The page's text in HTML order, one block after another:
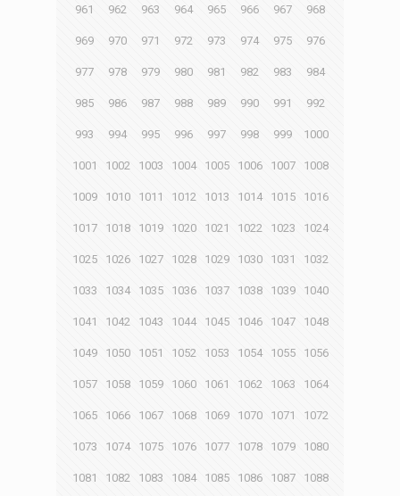
961 962 963 964 965 966 967 968
969 970 971 972 973 974 975 976
977 978 979 980 981 982 983 984
985 986 987 988 989 990 991 992
993 994 995 996 997 998 999 1000
1001 1002 1003 1004 1005 1006 1007 1008
1009 1010 1011 1012 1013 1014 1015 1016
1017 1018 1019 1020 1021 1022 1023 1024
1025 1026 1027 1028 1029 1030 1031 1032
1033 1034 1035 1036 1037 1038 1039 1040
1041 1042 1043 1044 1045 1046 1047 1048
1049 1050 1051 1052 1053 1054 1055 1056
1057 1058 1059 1060 1061 1062 1063 1064
1065 1066 1067 1068 1069 1070 1071 1072
1073 1074 1075 1076 1077 1078 1079 1080
1081 1082 1083 1084 1085 1086 1087 1088